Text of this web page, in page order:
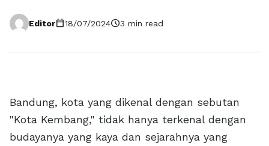
Editorcalendar_today18/07/2024schedule3 min read
Bandung, kota yang dikenal dengan sebutan
"Kota Kembang," tidak hanya terkenal dengan
budayanya yang kaya dan sejarahnya yang